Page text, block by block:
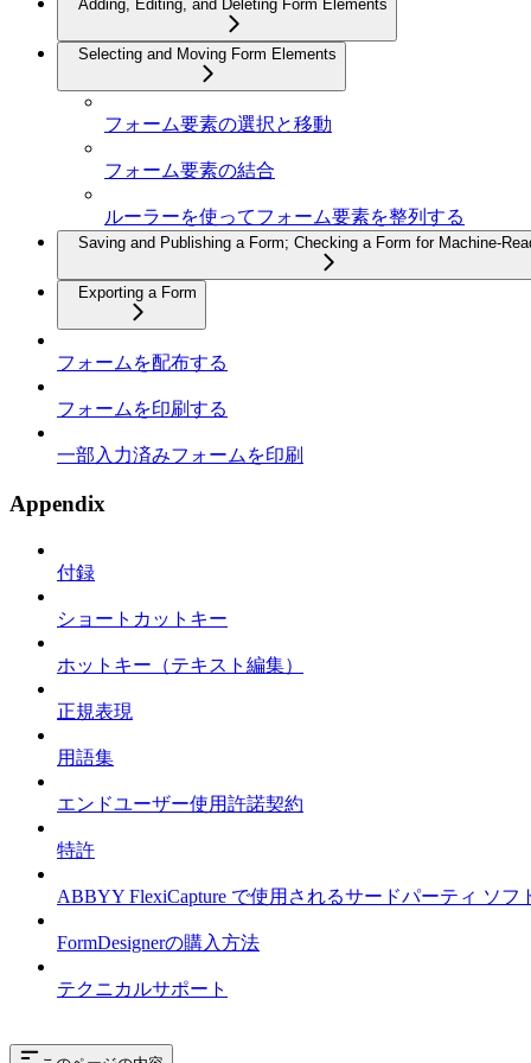
Adding, Editing, and Deleting Form Elements
Selecting and Moving Form Elements
フォーム要素の選択と移動
フォーム要素の結合
ルーラーを使ってフォーム要素を整列する
Saving and Publishing a Form; Checking a Form for Machine-
Exporting a Form
フォームを配布する
フォームを印刷する
一部入力済みフォームを印刷
Appendix
付録
ショートカットキー
ホットキー（テキスト編集）
正規表現
用語集
エンドユーザー使用許諾契約
特許
ABBYY FlexiCapture で使用されるサードパーティ ソ
FormDesignerの購入方法
テクニカルサポート